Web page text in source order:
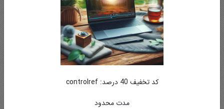
DanSimon است که دوست
خوبم…
آموزش فشرده انسیس فلوئنت
بسیاری از پروژه های صنعتی نیاز
به شبیه سازی رفتار سیال دارند.
فلوئنت نرم افزار فوق العاده
قوی…
کد تخفیف 40 درصد: controlref
مدت محدود